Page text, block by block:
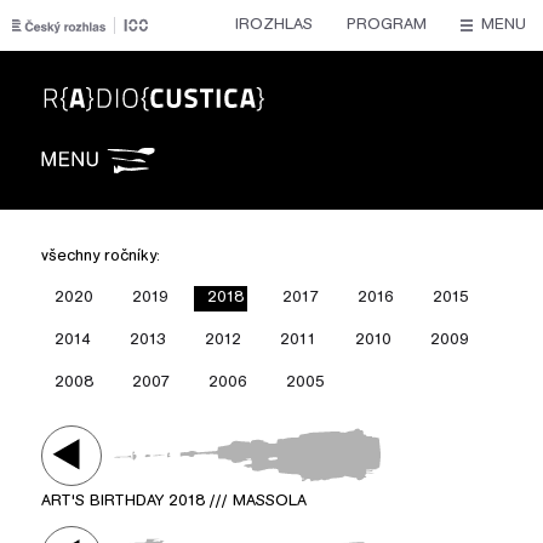
IROZHLAS PROGRAM MENU
všechny ročníky:
2020 2019 2018 2017 2016 2015
2014 2013 2012 2011 2010 2009
2008 2007 2006 2005
ART'S BIRTHDAY 2018 /// MASSOLA